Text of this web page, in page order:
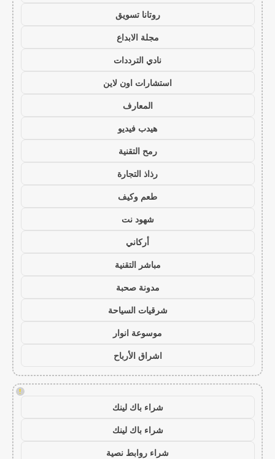
روتانا تسويق
مجلة الابداع
نادي الترددات
استشارات اون لاين
المعارف
هيدب فيديو
رمح التقنية
رذاذ التجارة
طعم وكيف
شهود نت
أركاني
مباشر التقنية
مدونة صحبة
شرقيات السياحة
موسوعة انوار
اشراق الأرباح
!
شراء باك لينك
شراء باك لينك
شراء روابط نصية